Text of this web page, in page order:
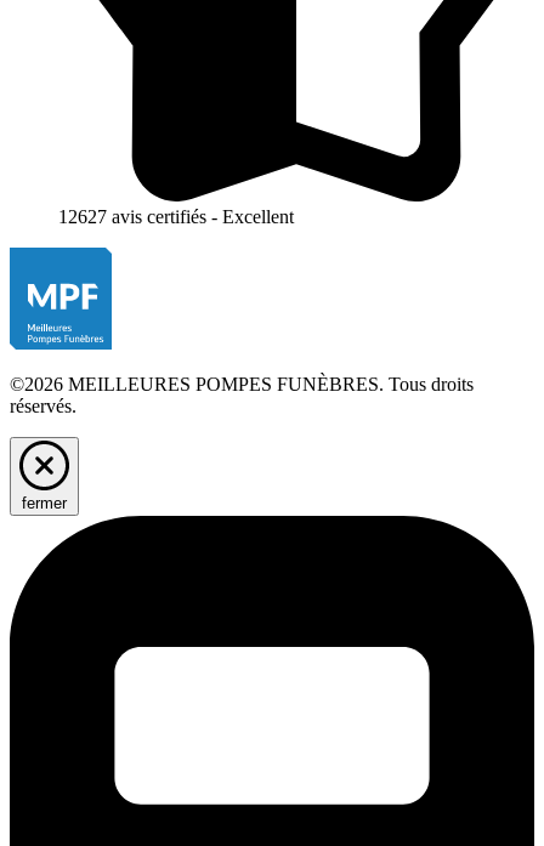
12627 avis certifiés - Excellent
©2026 MEILLEURES POMPES FUNÈBRES. Tous droits
réservés.
fermer